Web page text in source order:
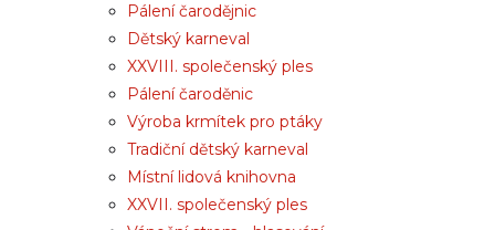
Pálení čarodějnic
Dětský karneval
XXVIII. společenský ples
Pálení čaroděnic
Výroba krmítek pro ptáky
Tradiční dětský karneval
Místní lidová knihovna
XXVII. společenský ples